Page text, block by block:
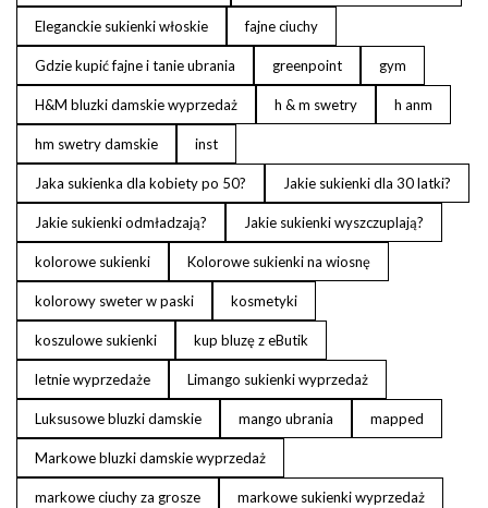
Eleganckie sukienki włoskie fajne ciuchy
Gdzie kupić fajne i tanie ubrania greenpoint gym
H&M bluzki damskie wyprzedaż h & m swetry h anm
hm swetry damskie inst
Jaka sukienka dla kobiety po 50? Jakie sukienki dla 30 latki?
Jakie sukienki odmładzają? Jakie sukienki wyszczuplają?
kolorowe sukienki Kolorowe sukienki na wiosnę
kolorowy sweter w paski kosmetyki
koszulowe sukienki kup bluzę z eButik
letnie wyprzedaże Limango sukienki wyprzedaż
Luksusowe bluzki damskie mango ubrania mapped
Markowe bluzki damskie wyprzedaż
markowe ciuchy za grosze markowe sukienki wyprzedaż